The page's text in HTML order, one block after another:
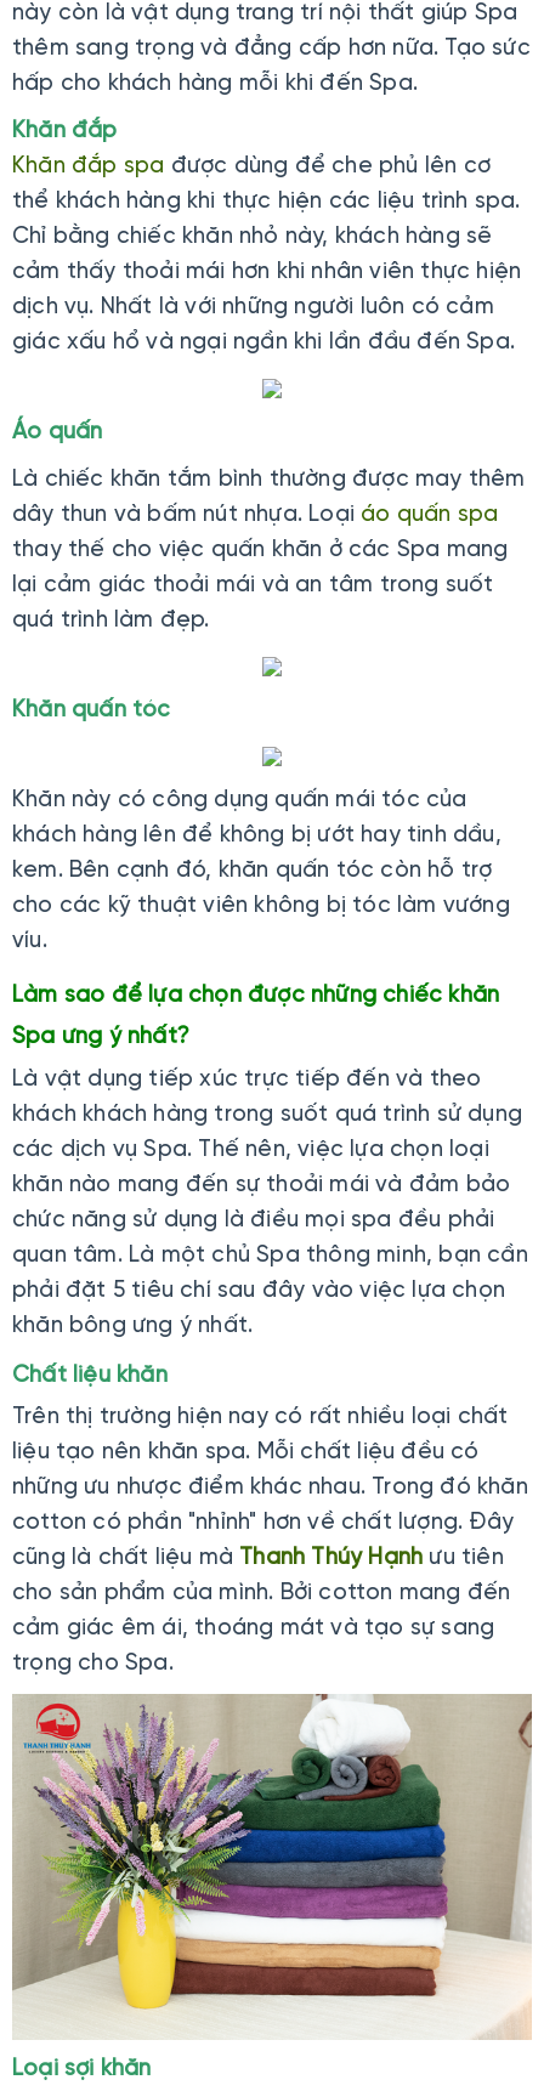
này còn là vật dụng trang trí nội thất giúp Spa
thêm sang trọng và đẳng cấp hơn nữa. Tạo sức
hấp cho khách hàng mỗi khi đến Spa.
Khăn đắp
Khăn đắp spa được dùng để che phủ lên cơ
thể khách hàng khi thực hiện các liệu trình spa.
Chỉ bằng chiếc khăn nhỏ này, khách hàng sẽ
cảm thấy thoải mái hơn khi nhân viên thực hiện
dịch vụ. Nhất là với những người luôn có cảm
giác xấu hổ và ngại ngần khi lần đầu đến Spa.
Áo quấn
Là chiếc khăn tắm bình thường được may thêm
dây thun và bấm nút nhựa. Loại áo quấn spa
thay thế cho việc quấn khăn ở các Spa mang
lại cảm giác thoải mái và an tâm trong suốt
quá trình làm đẹp.
Khăn quấn tóc
Khăn này có công dụng quấn mái tóc của
khách hàng lên để không bị ướt hay tinh dầu,
kem. Bên cạnh đó, khăn quấn tóc còn hỗ trợ
cho các kỹ thuật viên không bị tóc làm vướng
víu.
Làm sao để lựa chọn được những chiếc khăn
Spa ưng ý nhất?
Là vật dụng tiếp xúc trực tiếp đến và theo
khách khách hàng trong suốt quá trình sử dụng
các dịch vụ Spa. Thế nên, việc lựa chọn loại
khăn nào mang đến sự thoải mái và đảm bảo
chức năng sử dụng là điều mọi spa đều phải
quan tâm. Là một chủ Spa thông minh, bạn cần
phải đặt 5 tiêu chí sau đây vào việc lựa chọn
khăn bông ưng ý nhất.
Chất liệu khăn
Trên thị trường hiện nay có rất nhiều loại chất
liệu tạo nên khăn spa. Mỗi chất liệu đều có
những ưu nhược điểm khác nhau. Trong đó khăn
cotton có phần "nhỉnh" hơn về chất lượng. Đây
cũng là chất liệu mà Thanh Thúy Hạnh ưu tiên
cho sản phẩm của mình. Bởi cotton mang đến
cảm giác êm ái, thoáng mát và tạo sự sang
trọng cho Spa.
Loại sợi khăn